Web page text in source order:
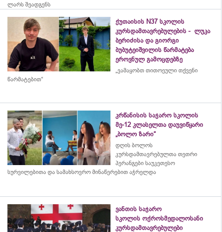
ლარს შეადგენს
ქუთაისის N37 სკოლის
კურსდამთავრებულების - ლუკა
ბერიძისა და გიორგი
ბუბუტეიშვილის წარმატება
ეროვნულ გამოცდებზე
„ვამაყობთ თითოეული თქვენი
წარმატებით“
კრწანისის საჯარო სკოლის
მე-12 კლასელთა დაუვიწყარი
„ბოლო ზარი“
დღის ბოლოს
კურსდამთავრებულთა თეთრი
პერანგები საუკეთესო
სურვილებითა და სამახსოვრო მინაწერებით აჭრელდა
ვანთის საჯარო
სკოლის ოქროსმედალოსანი
კურსდამთავრებულები